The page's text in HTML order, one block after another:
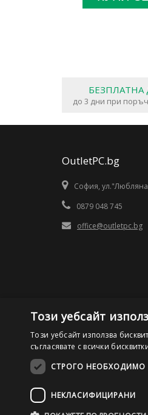
БЕЗПЛАТНА
до 3 дни при
OutletPC.bg
София,
0879 048 745
office@outletpc.bg
©2026 OutletPC.bg,
Този уебсайт
Този уебсайт използва
съгласявате с всички
СТРОГО НЕОБХОДИМО
НЕКЛАСИФИЦИРАНИ